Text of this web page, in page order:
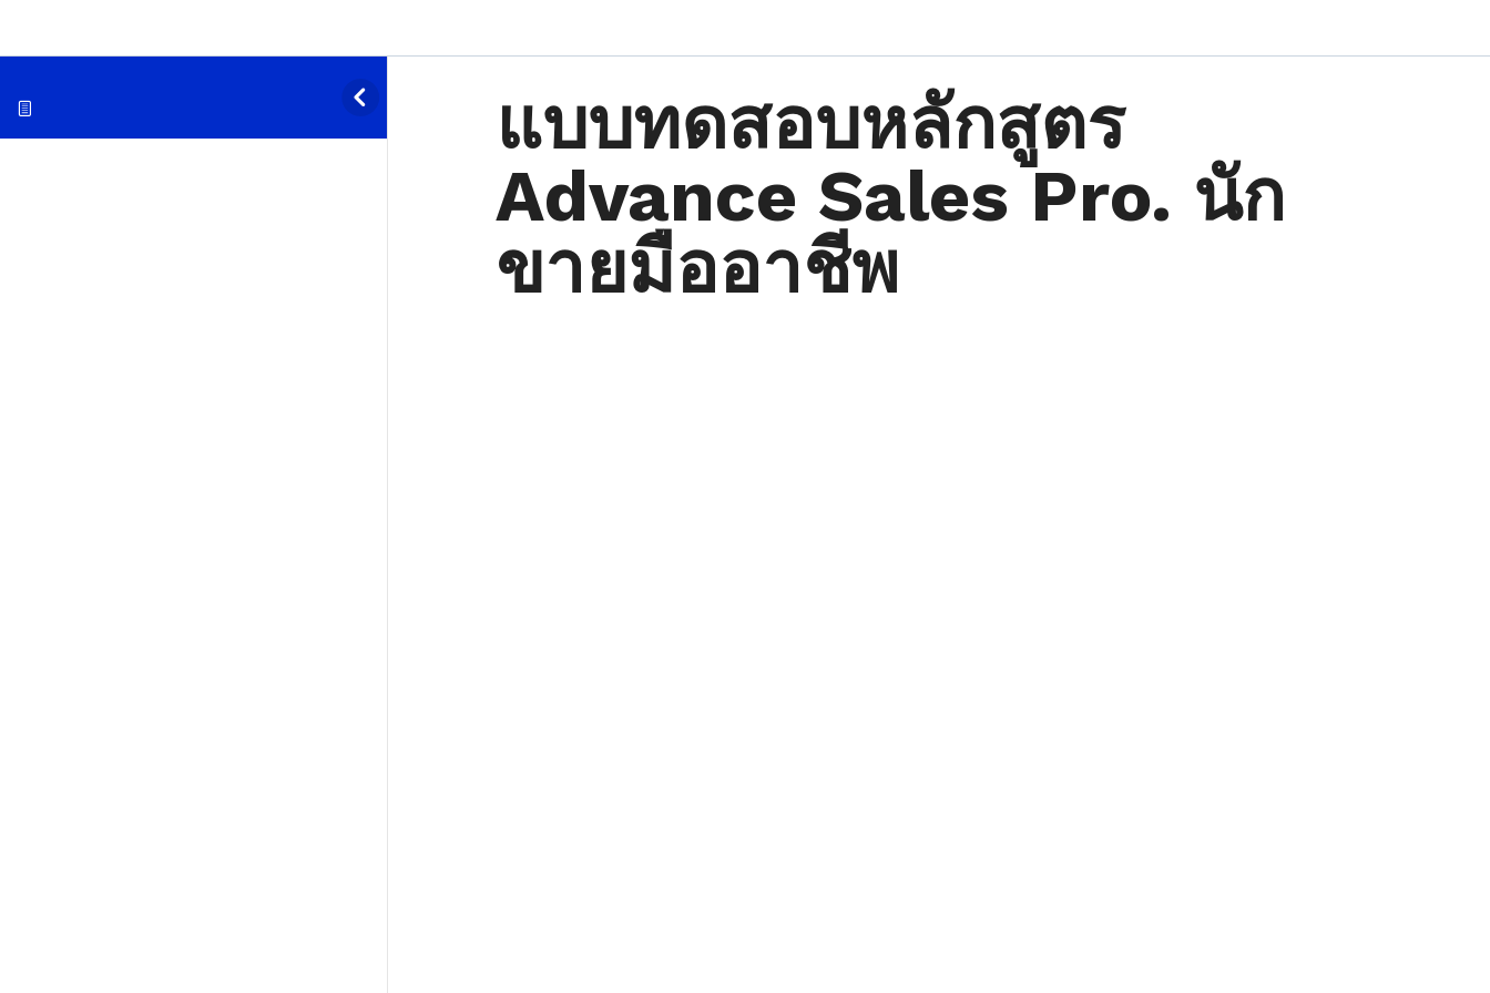
แบบทดสอบหลักสูตร
Advance Sales Pro. นัก
ขายมืออาชีพ